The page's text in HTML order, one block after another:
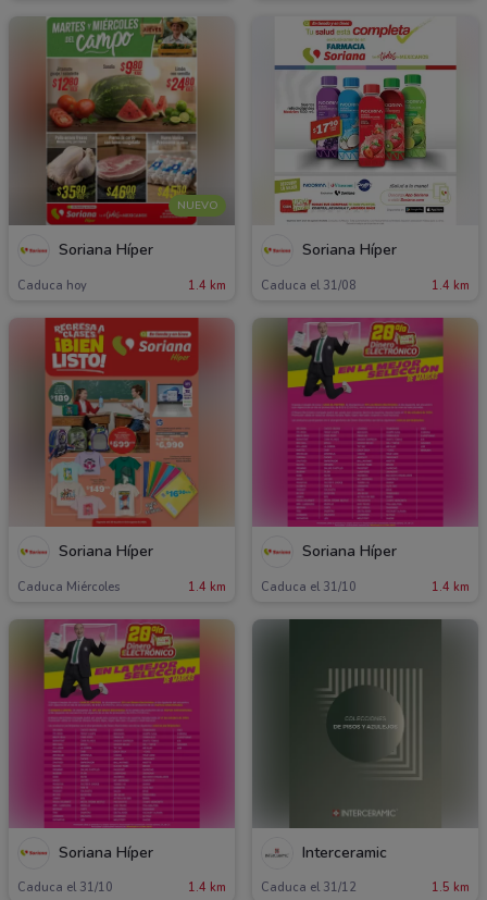
NUEVO
Soriana Híper
Caduca hoy 1.4 km
Soriana Híper
Caduca el 31/08 1.4 km
Soriana Híper
Caduca Miércoles 1.4 km
Soriana Híper
Caduca el 31/10 1.4 km
Soriana Híper
Caduca el 31/10 1.4 km
Interceramic
Caduca el 31/12 1.5 km